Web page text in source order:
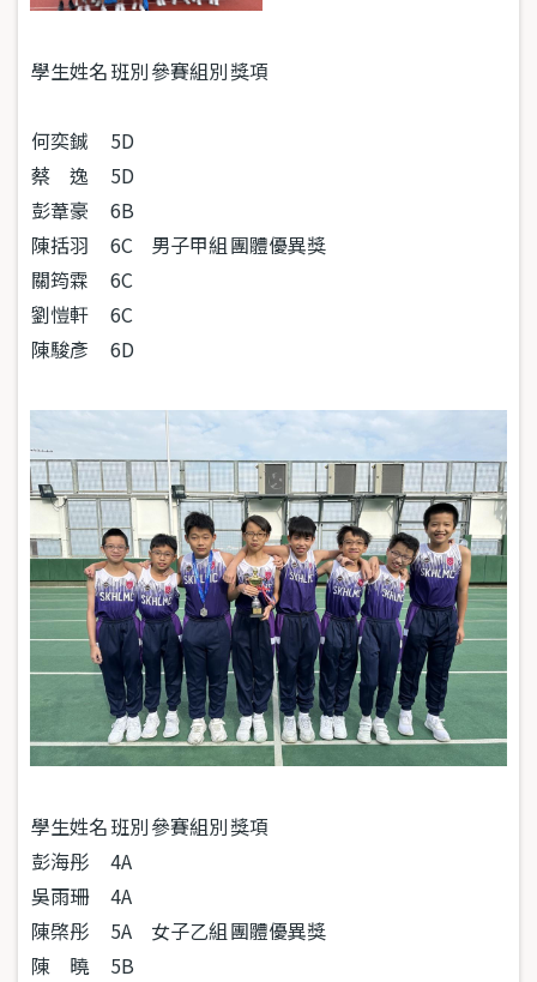
學生姓名班別參賽組別獎項
何奕鋮 5D
男子甲組團體優異獎
蔡 逸
5D
彭葦豪
6B
陳括羽
6C
關筠霖
6C
劉愷軒
6C
陳駿彥
6D
學生姓名班別參賽組別獎項
彭海彤
4A
女子乙組團體優異獎
吳雨珊
4A
陳棨彤
5A
陳 曉
5B